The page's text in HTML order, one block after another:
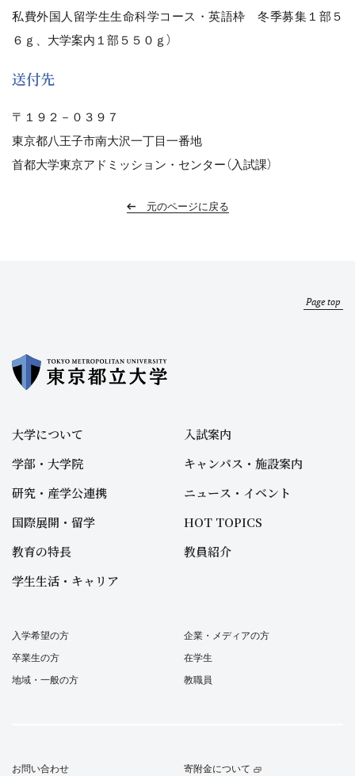
私費外国人留学生生命科学コース・英語枠 冬季募集１部５
６ｇ、大学案内１部５５０ｇ）
送付先
〒１９２－０３９７
東京都八王子市南大沢一丁目一番地
首都大学東京アドミッション・センター（入試課）
元のページに戻る
Page top
大学について
学部・大学院
研究・産学公連携
国際展開・留学
教育の特長
学生生活・キャリア
入試案内
キャンパス・施設案内
ニュース・イベント
HOT TOPICS
教員紹介
入学希望の方
卒業生の方
地域・一般の方
企業・メディアの方
在学生
教職員
お問い合わせ 寄附金について